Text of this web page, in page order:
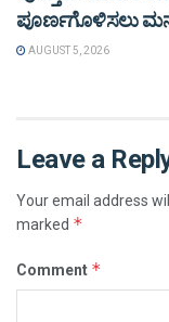
ಪೂರ್ಣಗೊಳಿಸಲು
AUGUST 5, 2026
Leave a
Your email address
marked *
Comment *